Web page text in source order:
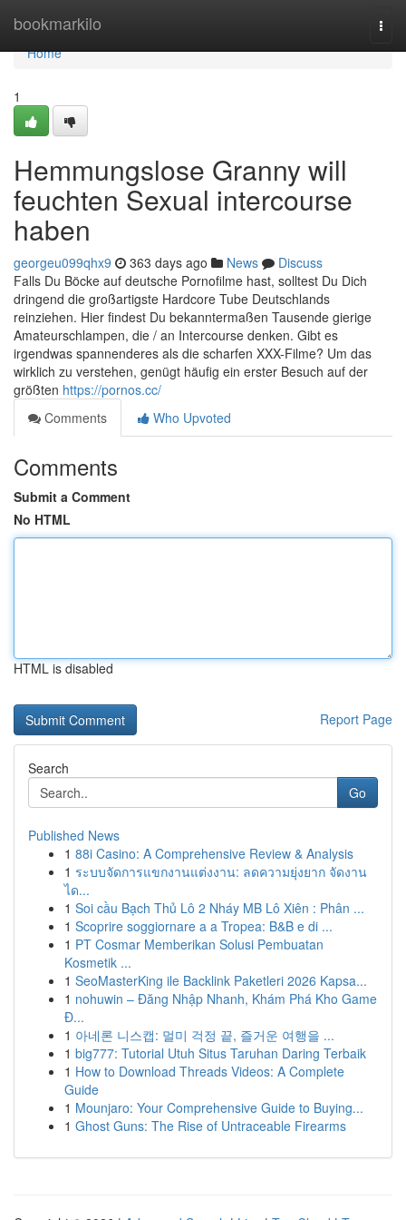
bookmarkilo
Home
Home
1
Hemmungslose Granny will
feuchten Sexual intercourse
haben
georgeu099qhx9 363 days ago News
Discuss
Falls Du Böcke auf deutsche Pornofilme hast, solltest Du Dich
dringend die großartigste Hardcore Tube Deutschlands
reinziehen. Hier findest Du bekanntermaßen Tausende gierige
Amateurschlampen, die / an Intercourse denken. Gibt es
irgendwas spannenderes als die scharfen XXX-Filme? Um das
wirklich zu verstehen, genügt häufig ein erster Besuch auf der
größten https://pornos.cc/
Comments
Who Upvoted
Comments
Submit a Comment
No HTML
HTML is disabled
Report Page
Search
Go
Published News
1 88i Casino: A Comprehensive Review & Analysis
1 ระบบจัดการแขกงานแต่งงาน: ลดความยุ่งยาก จัดงาน
ได...
1 Soi cầu Bạch Thủ Lô 2 Nháy MB Lô Xiên : Phân ...
1 Scoprire soggiornare a a Tropea: B&B e di ...
1 PT Cosmar Memberikan Solusi Pembuatan
Kosmetik ...
1 SeoMasterKing ile Backlink Paketleri 2026 Kapsa...
1 nohuwin – Đăng Nhập Nhanh, Khám Phá Kho Game
Đ...
1 아네론 니스캡: 멀미 걱정 끝, 즐거운 여행을 ...
1 big777: Tutorial Utuh Situs Taruhan Daring Terbaik
1 How to Download Threads Videos: A Complete
Guide
1 Mounjaro: Your Comprehensive Guide to Buying...
1 Ghost Guns: The Rise of Untraceable Firearms